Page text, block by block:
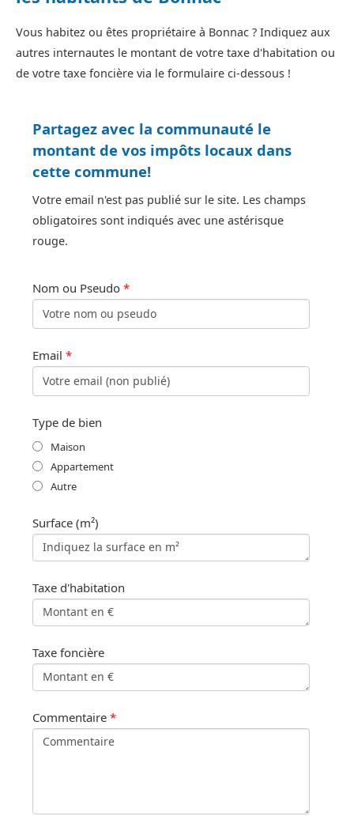
Vous habitez ou êtes propriétaire à Bonnac ? Indiquez aux
autres internautes le montant de votre taxe d'habitation ou
de votre taxe foncière via le formulaire ci-dessous !
Partagez avec la communauté le
montant de vos impôts locaux dans
cette commune!
Votre email n'est pas publié sur le site. Les champs
obligatoires sont indiqués avec une astérisque
rouge.
Nom ou Pseudo *
Email *
Type de bien
Maison
Appartement
Autre
Surface (m²)
Taxe d'habitation
Taxe foncière
Commentaire *